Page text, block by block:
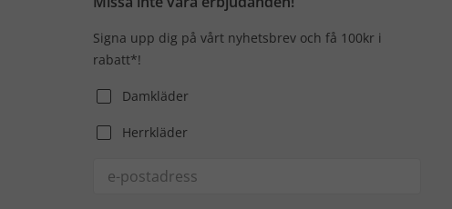
Signa upp dig på vårt nyhetsbrev och få 100kr i
rabatt*!
Damkläder
Herrkläder